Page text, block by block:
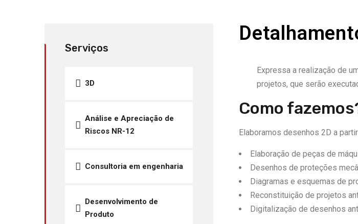
Serviços
3D
Análise e Apreciação de
Riscos NR-12
Consultoria em engenharia
Desenvolvimento de
Produto
Expressa a realização de
projetos, que serão
Como
Elaboramos desenhos 2D a
Elaboração de peças de
Desenhos de proteções
Diagramas e esquemas de
Reconstituição de projetos
Digitalização de desenhos